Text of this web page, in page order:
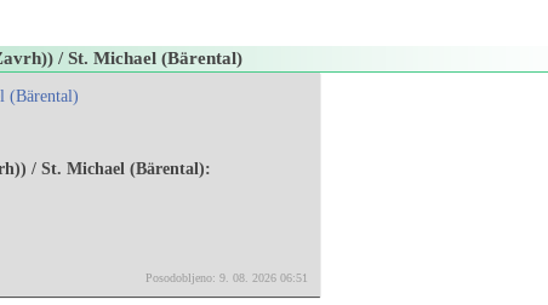
/ St. Michael (Bärental)
(Bärental)
/ St. Michael (Bärental):
Posodobljeno: 9. 08. 2026 06:51